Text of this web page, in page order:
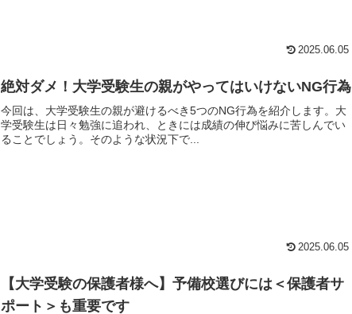
2025.06.05
絶対ダメ！大学受験生の親がやってはいけないNG行為
今回は、大学受験生の親が避けるべき5つのNG行為を紹介します。大
学受験生は日々勉強に追われ、ときには成績の伸び悩みに苦しんでい
ることでしょう。そのような状況下で...
2025.06.05
【大学受験の保護者様へ】予備校選びには＜保護者サ
ポート＞も重要です